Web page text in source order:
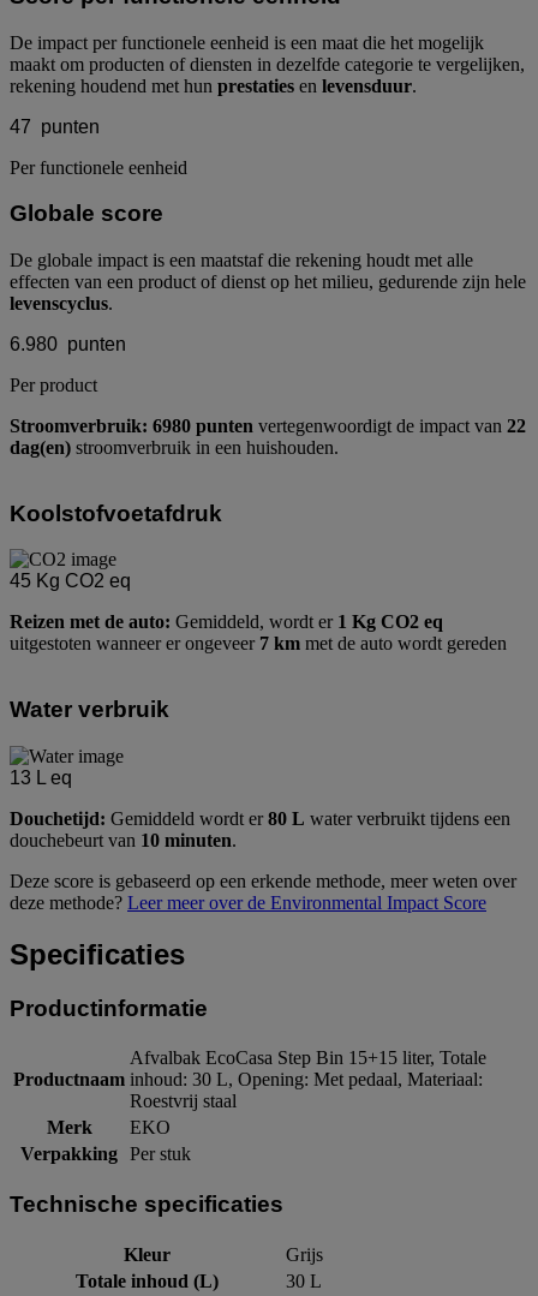
De impact per functionele eenheid is een maat die het mogelijk
maakt om producten of diensten in dezelfde categorie te vergelijken,
rekening houdend met hun prestaties en levensduur.
47 punten
Per functionele eenheid
Globale score
De globale impact is een maatstaf die rekening houdt met alle
effecten van een product of dienst op het milieu, gedurende zijn hele
levenscyclus.
6.980 punten
Per product
Stroomverbruik: 6980 punten vertegenwoordigt de impact van 22
dag(en) stroomverbruik in een huishouden.
Koolstofvoetafdruk
45 Kg CO2 eq
Reizen met de auto: Gemiddeld, wordt er 1 Kg CO2 eq
uitgestoten wanneer er ongeveer 7 km met de auto wordt gereden
Water verbruik
13 L eq
Douchetijd: Gemiddeld wordt er80 L water verbruikt tijdens een
douchebeurt van 10 minuten.
Deze score is gebaseerd op een erkende methode, meer weten over
deze methode? Leer meer over de Environmental Impact Score
Specificaties
Productinformatie
Productnaam
Afvalbak EcoCasa Step Bin 15+15 liter, Totale
inhoud: 30 L, Opening: Met pedaal, Materiaal:
Roestvrij staal
Merk
EKO
Verpakking Per stuk
Technische specificaties
Kleur
Grijs
Totale inhoud (L)
30 L